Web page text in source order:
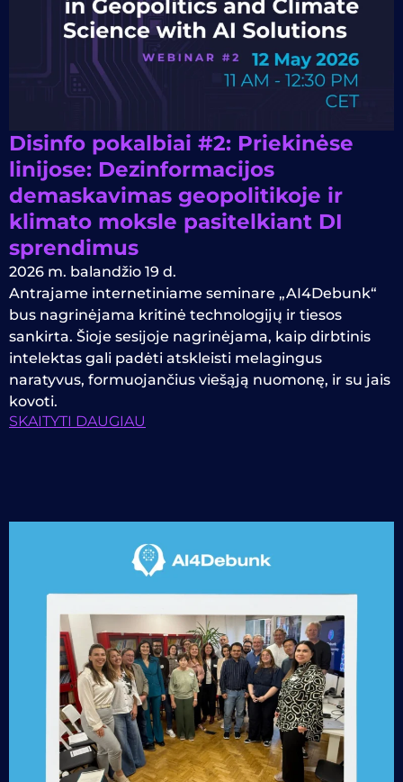
Disinfo pokalbiai #2: Priekinėse
linijose: Dezinformacijos
demaskavimas geopolitikoje ir
klimato moksle pasitelkiant DI
sprendimus
2026 m. balandžio 19 d.
Antrajame internetiniame seminare „AI4Debunk“
bus nagrinėjama kritinė technologijų ir tiesos
sankirta. Šioje sesijoje nagrinėjama, kaip dirbtinis
intelektas gali padėti atskleisti melagingus
naratyvus, formuojančius viešąją nuomonę, ir su jais
kovoti.
SKAITYTI DAUGIAU